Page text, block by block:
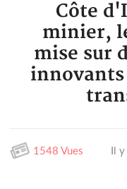
Côte
minier,
mise sur
innovants
1548 Vues Il y